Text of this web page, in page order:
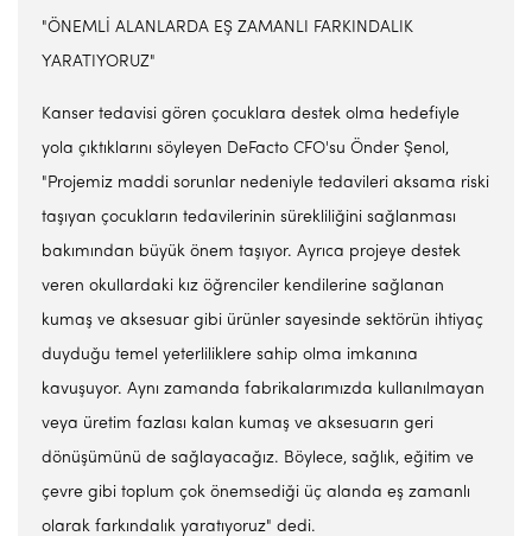
"ÖNEMLİ ALANLARDA EŞ ZAMANLI FARKINDALIK
YARATIYORUZ"
Kanser tedavisi gören çocuklara destek olma hedefiyle
yola çıktıklarını söyleyen DeFacto CFO'su Önder Şenol,
"Projemiz maddi sorunlar nedeniyle tedavileri aksama riski
taşıyan çocukların tedavilerinin sürekliliğini sağlanması
bakımından büyük önem taşıyor. Ayrıca projeye destek
veren okullardaki kız öğrenciler kendilerine sağlanan
kumaş ve aksesuar gibi ürünler sayesinde sektörün ihtiyaç
duyduğu temel yeterliliklere sahip olma imkanına
kavuşuyor. Aynı zamanda fabrikalarımızda kullanılmayan
veya üretim fazlası kalan kumaş ve aksesuarın geri
dönüşümünü de sağlayacağız. Böylece, sağlık, eğitim ve
çevre gibi toplum çok önemsediği üç alanda eş zamanlı
olarak farkındalık yaratıyoruz" dedi.